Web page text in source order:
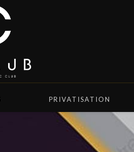
PRIVATISATION